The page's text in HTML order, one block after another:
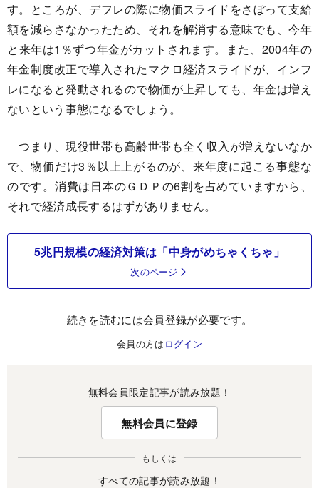
す。ところが、デフレの際に物価スライドをさぼって支給
額を減らさなかったため、それを解消する意味でも、今年
と来年は1％ずつ年金がカットされます。また、2004年の
年金制度改正で導入されたマクロ経済スライドが、インフ
レになると発動されるので物価が上昇しても、年金は増え
ないという事態になるでしょう。
つまり、現役世帯も高齢世帯も全く収入が増えないなか
で、物価だけ3％以上上がるのが、来年度に起こる事態な
のです。消費は日本のＧＤＰの6割を占めていますから、
それで経済成長するはずがありません。
5兆円規模の経済対策は「中身がめちゃくちゃ」
次のページ
続きを読むには会員登録が必要です。
会員の方は ログイン
無料会員限定記事が読み放題！
無料会員に登録
もしくは
すべての記事が読み放題！